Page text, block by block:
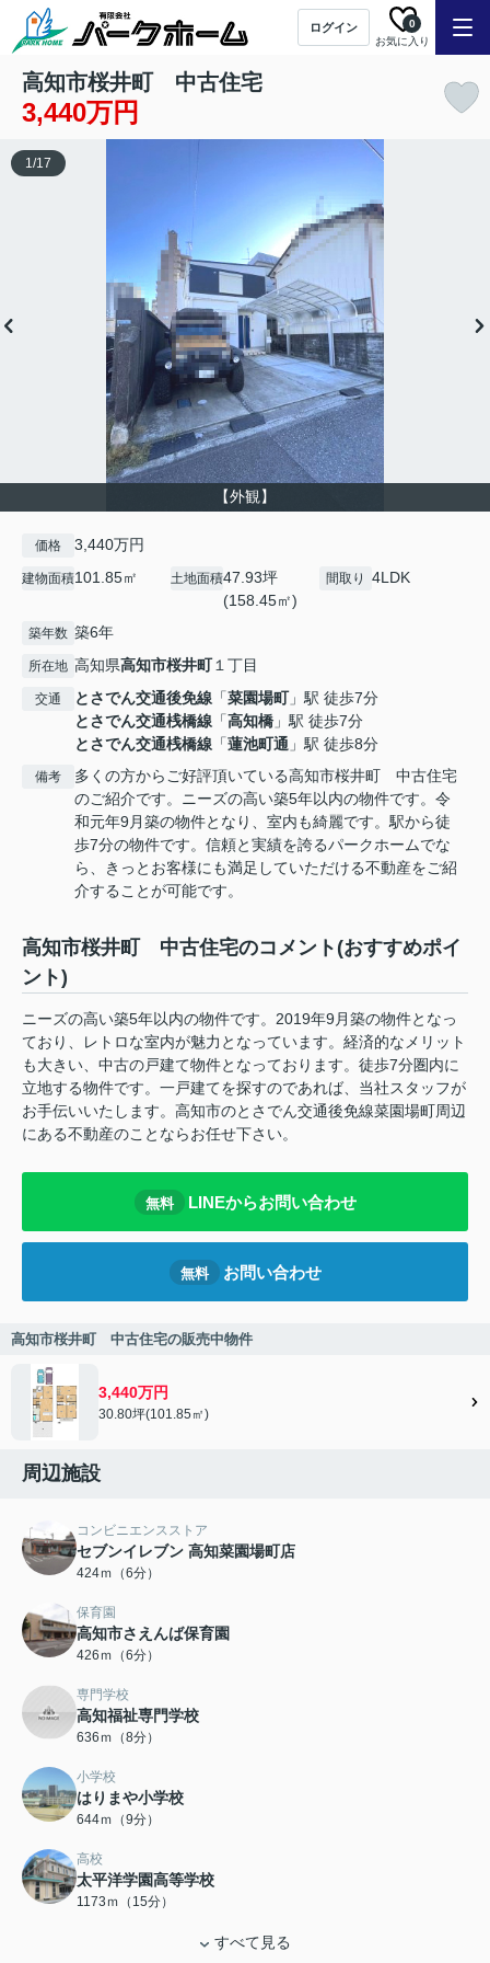
ログイン
お気に入り
0
高知市桜井町 中古住宅
3,440万円
【外観】
1/17
価格 3,440万円
建物面積101.85㎡ 土地面積47.93坪
(158.45㎡)
間取り 4LDK
築年数 築6年
所在地 高知県高知市桜井町１丁目
交通 とさでん交通後免線 「菜園場町」駅 徒歩7分
とさでん交通桟橋線 「高知橋 」駅 徒歩7分
とさでん交通桟橋線 「蓮池町通 」駅 徒歩8分
備考
多くの方からご好評頂いている高知市桜井町 中古住宅
のご紹介です。ニーズの高い築5年以内の物件です。令
和元年9月築の物件となり、室内も綺麗です。駅から徒
歩7分の物件です。信頼と実績を誇るパークホームでな
ら、きっとお客様にも満足していただける不動産をご紹
介することが可能です。
高知市桜井町 中古住宅のコメント(おすすめポイ
ント)
ニーズの高い築5年以内の物件です。2019年9月築の物件となっ
ており、レトロな室内が魅力となっています。経済的なメリット
も大きい、中古の戸建て物件となっております。徒歩7分圏内に
立地する物件です。一戸建てを探すのであれば、当社スタッフが
お手伝いいたします。高知市のとさでん交通後免線菜園場町周辺
にある不動産のことならお任せ下さい。
無料 LINEからお問い合わせ
無料 お問い合わせ
高知市桜井町 中古住宅の販売中物件
3,440万円
30.80坪(101.85㎡)
周辺施設
コンビニエンスストア
セブンイレブン 高知菜園場町店
424ｍ（6分）
保育園
高知市さえんば保育園
426ｍ（6分）
専門学校
高知福祉専門学校
636ｍ（8分）
小学校
はりまや小学校
644ｍ（9分）
高校
太平洋学園高等学校
1173ｍ（15分）
すべて見る